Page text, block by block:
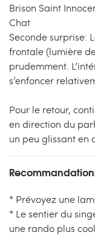
Brison Saint
Chat
Seconde surprise:
frontale (lumière
prudemment.
s’enfoncer
Pour le retour,
en direction du
un peu glissant en
* Prévoyez une
* Le sentier du
une rando plus